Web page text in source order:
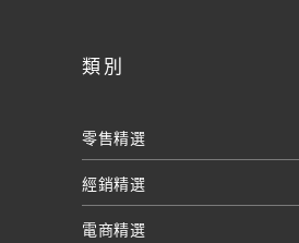
類別
零售精選
經銷精選
電商精選